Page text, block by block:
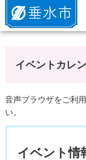
垂水市
イベントカレ
音声ブラウザをご利用
い。
イベント情